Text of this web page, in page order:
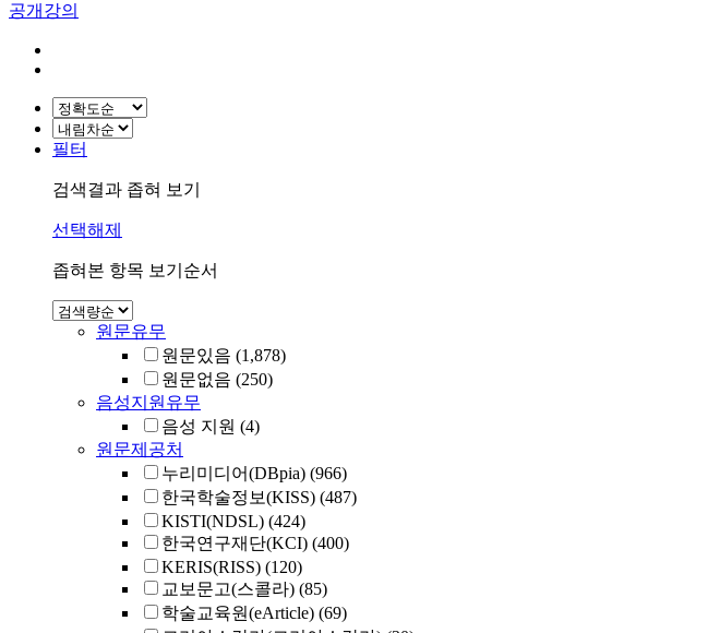
공개강의
필터
검색결과 좁혀 보기
선택해제
좁혀본 항목 보기순서
원문유무
원문있음 (1,878)
원문없음 (250)
음성지원유무
음성 지원 (4)
원문제공처
누리미디어(DBpia) (966)
한국학술정보(KISS) (487)
KISTI(NDSL) (424)
한국연구재단(KCI) (400)
KERIS(RISS) (120)
교보문고(스콜라) (85)
학술교육원(eArticle) (69)